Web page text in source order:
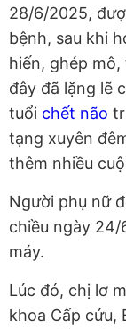
28/6/2025,
bệnh, sau khi
hiến, ghép
đây đã lặng lẽ
tuổi chết não
tạng xuyên
thêm nhiều
Người phụ nữ
chiều ngày 24/
máy.
Lúc đó, chị lơ
khoa Cấp cứu,